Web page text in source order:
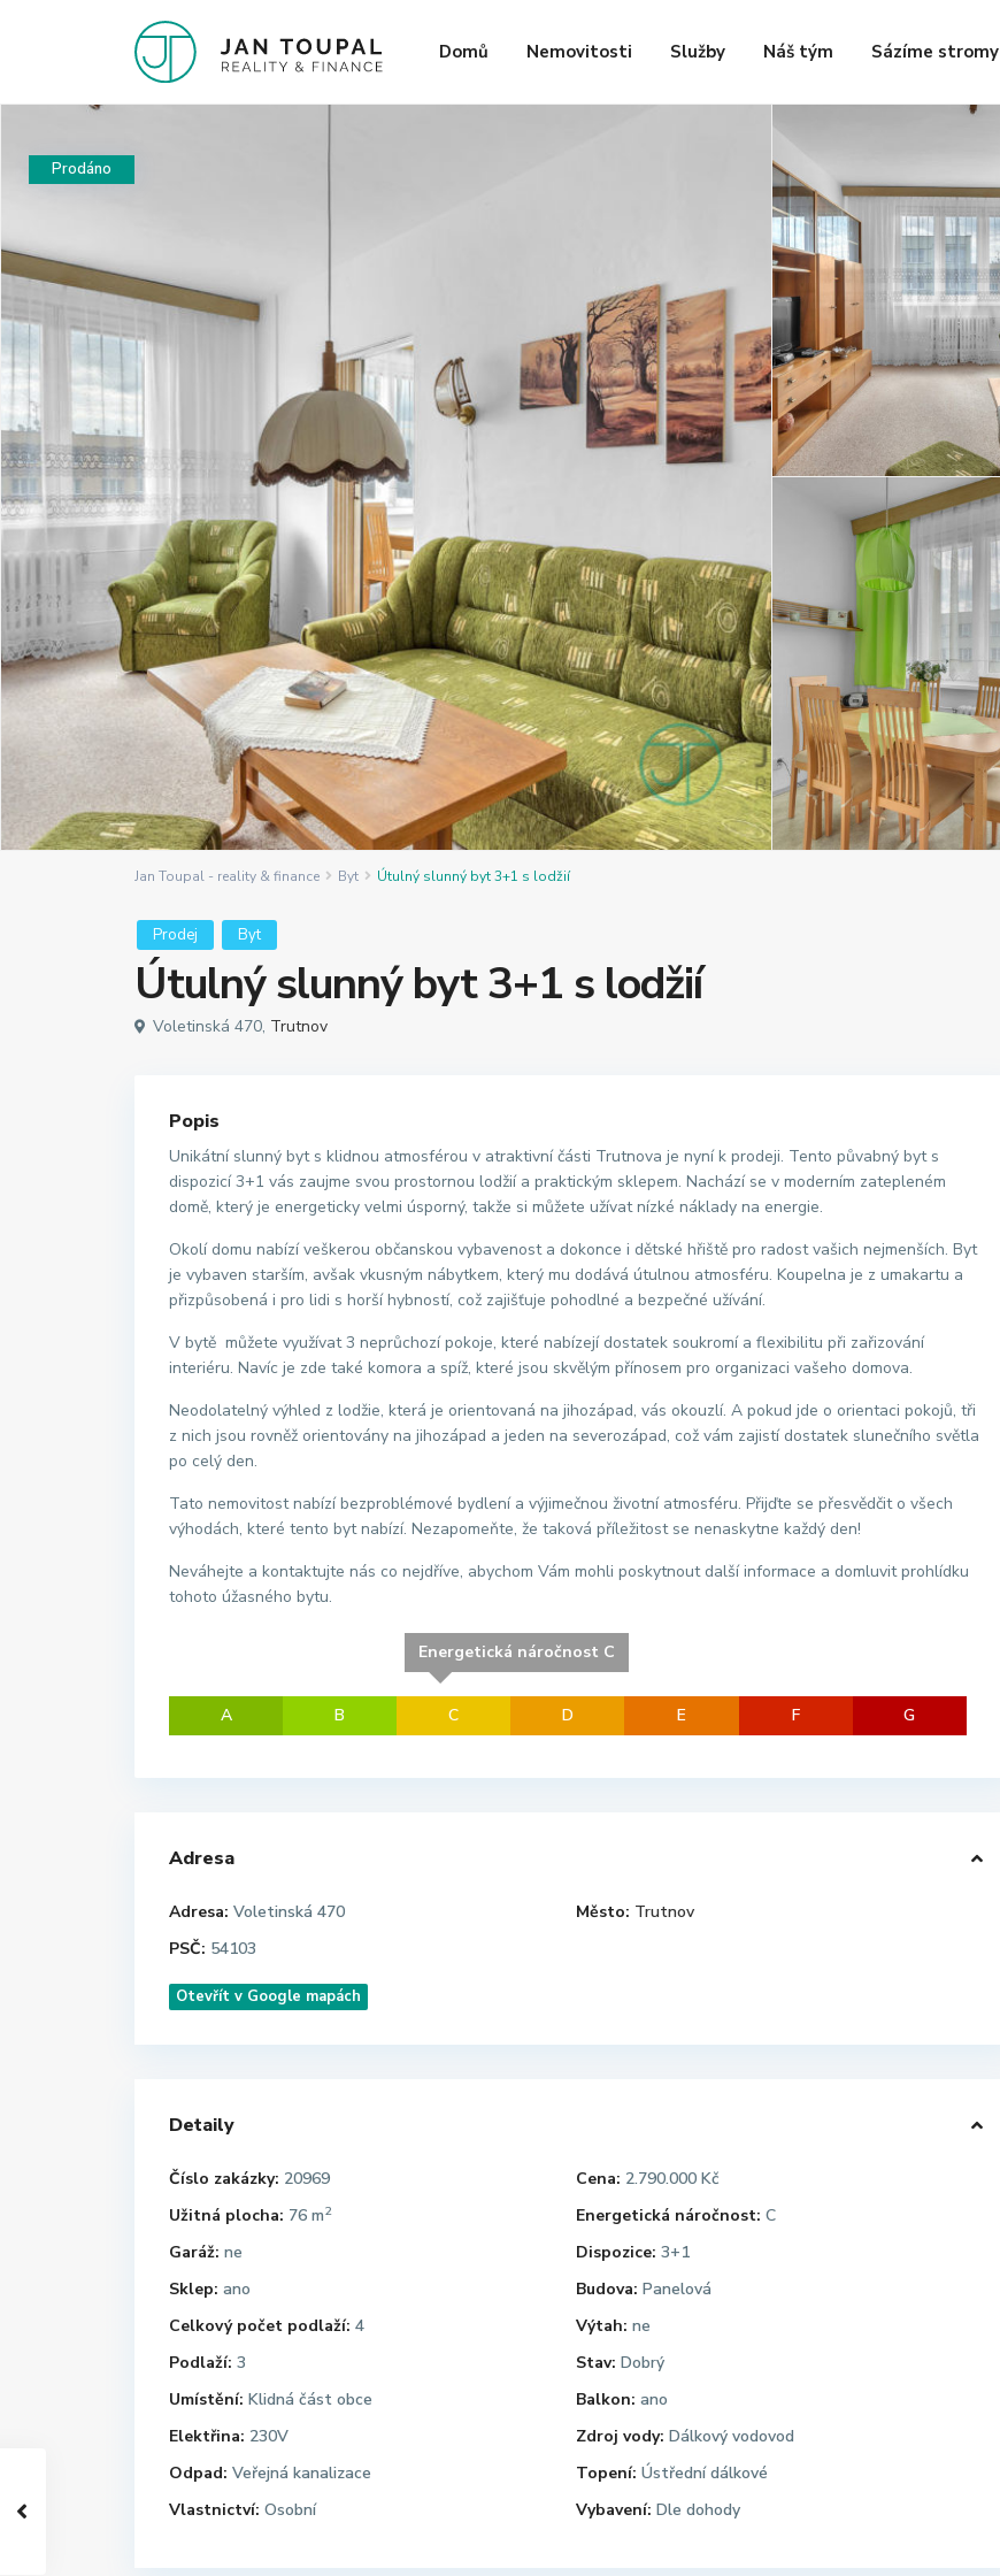
Domů Nemovitosti Služby Náš tým Sázíme stromy
Prodáno
Jan Toupal - reality & finance Byt Útulný slunný byt 3+1 s lodžií
Prodej Byt
Útulný slunný byt 3+1 s lodžií
Voletinská 470, Trutnov
Popis
Unikátní slunný byt s klidnou atmosférou v atraktivní části Trutnova je nyní k prodeji. Tento půvabný byt s
dispozicí 3+1 vás zaujme svou prostornou lodžií a praktickým sklepem. Nachází se v moderním zatepleném
domě, který je energeticky velmi úsporný, takže si můžete užívat nízké náklady na energie.
Okolí domu nabízí veškerou občanskou vybavenost a dokonce i dětské hřiště pro radost vašich nejmenších. Byt
je vybaven starším, avšak vkusným nábytkem, který mu dodává útulnou atmosféru. Koupelna je z umakartu a
přizpůsobená i pro lidi s horší hybností, což zajišťuje pohodlné a bezpečné užívání.
V bytě můžete využívat 3 neprůchozí pokoje, které nabízejí dostatek soukromí a flexibilitu při zařizování
interiéru. Navíc je zde také komora a spíž, které jsou skvělým přínosem pro organizaci vašeho domova.
Neodolatelný výhled z lodžie, která je orientovaná na jihozápad, vás okouzlí. A pokud jde o orientaci pokojů, tři
z nich jsou rovněž orientovány na jihozápad a jeden na severozápad, což vám zajistí dostatek slunečního světla
po celý den.
Tato nemovitost nabízí bezproblémové bydlení a výjimečnou životní atmosféru. Přijďte se přesvědčit o všech
výhodách, které tento byt nabízí. Nezapomeňte, že taková příležitost se nenaskytne každý den!
Neváhejte a kontaktujte nás co nejdříve, abychom Vám mohli poskytnout další informace a domluvit prohlídku
tohoto úžasného bytu.
A B
Energetická náročnost C
C D E F G
Adresa
Adresa: Voletinská 470 Město: Trutnov
PSČ: 54103
Otevřít v Google mapách
Detaily
Číslo zakázky: 20969 Cena: 2.790.000 Kč
Užitná plocha: 76 m2 Energetická náročnost: C
Garáž: ne Dispozice: 3+1
Sklep: ano Budova: Panelová
Celkový počet podlaží: 4 Výtah: ne
Podlaží: 3 Stav: Dobrý
Umístění: Klidná část obce Balkon: ano
Elektřina: 230V Zdroj vody: Dálkový vodovod
Odpad: Veřejná kanalizace Topení: Ústřední dálkové
Vlastnictví: Osobní Vybavení: Dle dohody